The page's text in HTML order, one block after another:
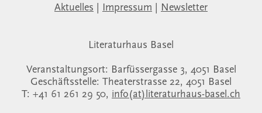
Aktuelles Impressum Newsletter
Literaturhaus Basel
Veranstaltungsort: Barfüssergasse 3, 4051 Basel
Geschäftsstelle: Theaterstrasse 22, 4051 Basel
T: +41 61 261 29 50, info(at)literaturhaus-basel.ch